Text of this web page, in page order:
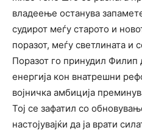
владеење останува
судирот меѓу старото и
поразот, меѓу светлината и
Поразот го принудил Филип
енергија кон внатрешни
војничка амбиција
Тој се зафатил со
настојувајќи да ја врати